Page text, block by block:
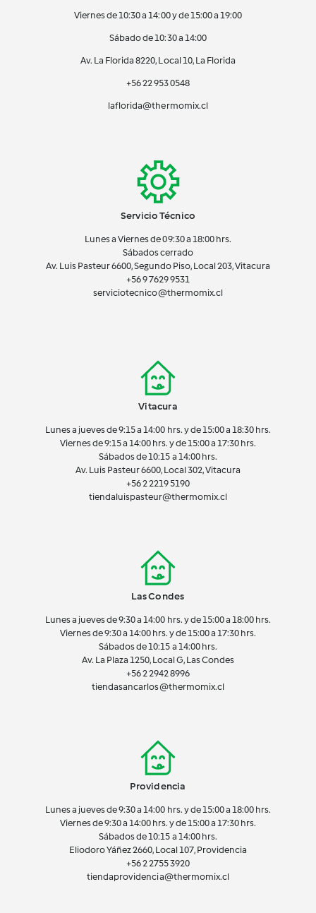
Viernes de 10:30 a 14:00 y de 15:00 a 19:00
Sábado de 10:30 a 14:00
Av. La Florida 8220, Local 10, La Florida
+56 22 953 0548
laflorida@thermomix.cl
Servicio Técnico
Lunes a Viernes de 09:30 a 18:00 hrs.
Sábados cerrado
Av. Luis Pasteur 6600, Segundo Piso, Local 203, Vitacura
+56 9 7629 9531
serviciotecnico@thermomix.cl
Vitacura
Lunes a jueves de 9:15 a 14:00 hrs. y de 15:00 a 18:30 hrs.
Viernes de 9:15 a 14:00 hrs. y de 15:00 a 17:30 hrs.
Sábados de 10:15 a 14:00 hrs.
Av. Luis Pasteur 6600, Local 302, Vitacura
+56 2 2219 5190
tiendaluispasteur@thermomix.cl
Las Condes
Lunes a jueves de 9:30 a 14:00 hrs. y de 15:00 a 18:00 hrs.
Viernes de 9:30 a 14:00 hrs. y de 15:00 a 17:30 hrs.
Sábados de 10:15 a 14:00 hrs.
Av. La Plaza 1250, Local G, Las Condes
+56 2 2942 8996
tiendasancarlos@thermomix.cl
Providencia
Lunes a jueves de 9:30 a 14:00 hrs. y de 15:00 a 18:00 hrs.
Viernes de 9:30 a 14:00 hrs. y de 15:00 a 17:30 hrs.
Sábados de 10:15 a 14:00 hrs.
Eliodoro Yáñez 2660, Local 107, Providencia
+56 2 2755 3920
tiendaprovidencia@thermomix.cl